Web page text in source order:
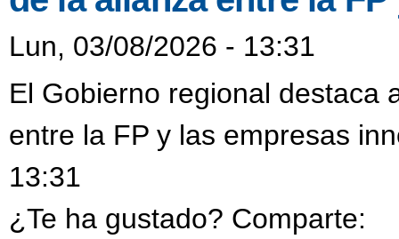
Lun, 03/08/2026 - 13:31
El Gobierno regional destaca
entre la FP y las empresas
13:31
¿Te ha gustado? Comparte: